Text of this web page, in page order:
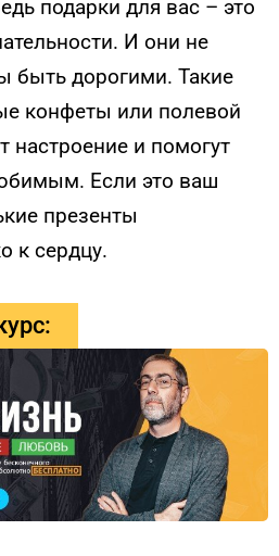
подарки для вас – это
И они не
быть дорогими. Такие
конфеты или полевой
настроение и помогут
Если это ваш
презенты
к сердцу.